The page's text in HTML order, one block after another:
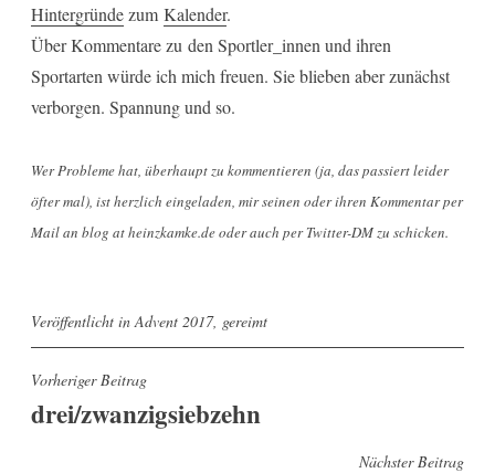
Hintergründezum Kalender.
Über Kommentare zu den Sportler_innen und ihren
Sportarten würde ich mich freuen. Sie blieben aber zunächst
verborgen. Spannung und so.
Wer Probleme hat, überhaupt zu kommentieren (ja, das passiert leider
öfter mal), ist herzlich eingeladen, mir seinen oder ihren Kommentar per
Mail an blog at heinzkamke.de oder auch per Twitter-DM zu schicken.
Veröffentlicht in Advent 2017, gereimt
Beitragsnavigation
Vorheriger Beitrag
drei/zwanzigsiebzehn
Nächster Beitrag